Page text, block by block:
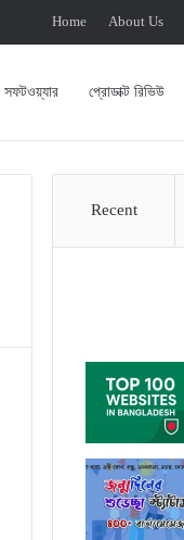
Home About Us
সফটওয়্যার প্রোডাক্ট রিভিউ
Recent